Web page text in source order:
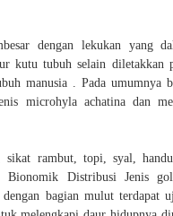
dengan lekukan yang
kutu tubuh selain diletakkan
manusia . Pada umumnya
microhyla achatina dan
sikat rambut, topi, syal,
Bionomik Distribusi Jenis
dengan bagian mulut terdapat